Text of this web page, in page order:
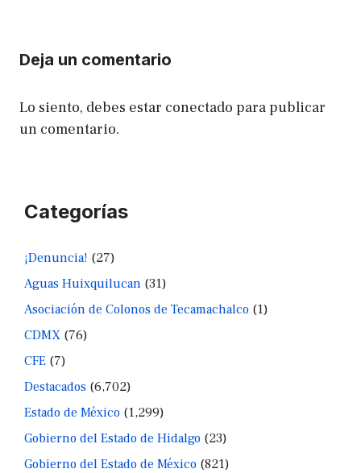
Deja un comentario
Lo siento, debes estar conectado para publicar
un comentario.
Categorías
¡Denuncia! (27)
Aguas Huixquilucan (31)
Asociación de Colonos de Tecamachalco (1)
CDMX (76)
CFE (7)
Destacados (6,702)
Estado de México (1,299)
Gobierno del Estado de Hidalgo (23)
Gobierno del Estado de México (821)